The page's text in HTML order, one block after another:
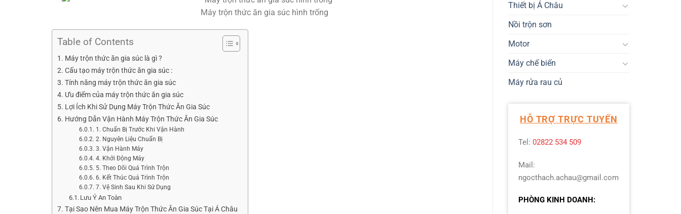
Máy trộn thức ăn gia súc hình trống
Table of Contents
Máy trộn thức ăn gia súc là gì ?
Cấu tạo máy trộn thức ăn gia súc :
Tính năng máy trộn thức ăn gia súc
Ưu điểm của máy trộn thức ăn gia súc
Lợi Ích Khi Sử Dụng Máy Trộn Thức Ăn Gia Súc
Hướng Dẫn Vận Hành Máy Trộn Thức Ăn Gia Súc
1. Chuẩn Bị Trước Khi Vận Hành
2. Nguyên Liệu Chuẩn Bị
3. Vận Hành Máy
4. Khởi Động Máy
5. Theo Dõi Quá Trình Trộn
6. Kết Thúc Quá Trình Trộn
7. Vệ Sinh Sau Khi Sử Dụng
Lưu Ý An Toàn
Tại Sao Nên Mua Máy Trộn Thức Ăn Gia Súc Tại Á Châu
Thiết bị Á Châu
Nồi trộn sơn
Motor
Máy chế biến
Máy rửa rau củ
HỖ TRỢ TRỰC TUYẾN
Tel: 02822 534 509
Mail:
ngocthach.achau@gmail.com
PHÒNG KINH DOANH: